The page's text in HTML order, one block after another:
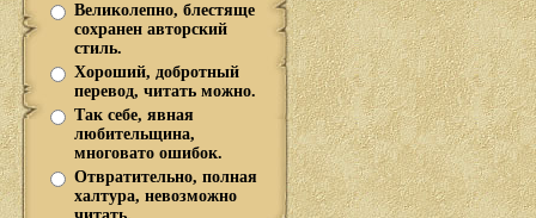
Великолепно, блестяще
сохранен авторский
стиль.
Хороший, добротный
перевод, читать можно.
Так себе, явная
любительщина,
многовато ошибок.
Отвратительно, полная
халтура, невозможно